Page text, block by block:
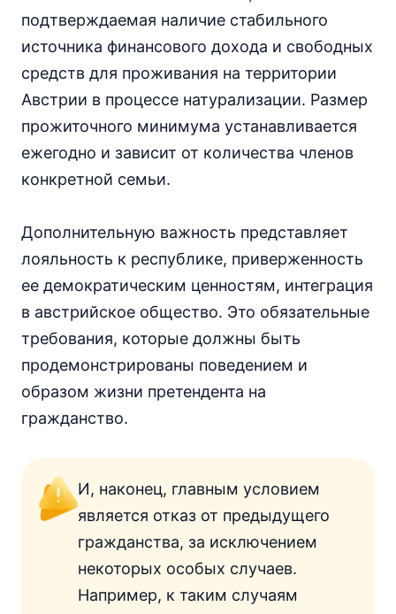
подтверждаемая наличие стабильного
источника финансового дохода и свободных
средств для проживания на территории
Австрии в процессе натурализации. Размер
прожиточного минимума устанавливается
ежегодно и зависит от количества членов
конкретной семьи.
Дополнительную важность представляет
лояльность к республике, приверженность
ее демократическим ценностям, интеграция
в австрийское общество. Это обязательные
требования, которые должны быть
продемонстрированы поведением и
образом жизни претендента на
гражданство.
И, наконец, главным условием
является отказ от предыдущего
гражданства, за исключением
некоторых особых случаев.
Например, к таким случаям